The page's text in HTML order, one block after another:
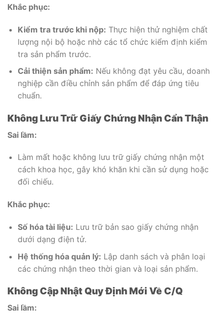
Khắc phục:
Kiểm tra trước khi nộp: Thực hiện thử nghiệm chất
lượng nội bộ hoặc nhờ các tổ chức kiểm định kiểm
tra sản phẩm trước.
Cải thiện sản phẩm: Nếu không đạt yêu cầu, doanh
nghiệp cần điều chỉnh sản phẩm để đáp ứng tiêu
chuẩn.
Không Lưu Trữ Giấy Chứng Nhận Cẩn Thận
Sai lầm:
Làm mất hoặc không lưu trữ giấy chứng nhận một
cách khoa học, gây khó khăn khi cần sử dụng hoặc
đối chiếu.
Khắc phục:
Số hóa tài liệu: Lưu trữ bản sao giấy chứng nhận
dưới dạng điện tử.
Hệ thống hóa quản lý: Lập danh sách và phân loại
các chứng nhận theo thời gian và loại sản phẩm.
Không Cập Nhật Quy Định Mới Về C/Q
Sai lầm: